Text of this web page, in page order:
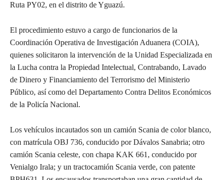
Ruta PY02, en el distrito de Yguazú.
El procedimiento estuvo a cargo de funcionarios de la
Coordinación Operativa de Investigación Aduanera (COIA),
quienes solicitaron la intervención de la Unidad Especializada en
la Lucha contra la Propiedad Intelectual, Contrabando, Lavado
de Dinero y Financiamiento del Terrorismo del Ministerio
Público, así como del Departamento Contra Delitos Económicos
de la Policía Nacional.
Los vehículos incautados son un camión Scania de color blanco,
con matrícula OBJ 736, conducido por Dávalos Sanabria; otro
camión Scania celeste, con chapa KAK 661, conducido por
Venialgo Irala; y un tractocamión Scania verde, con patente